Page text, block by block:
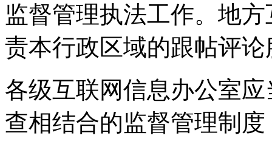
监督管理执法工作。地
责本行政区域的跟帖评
各级互联网信息办公室
查相结合的监督管理制